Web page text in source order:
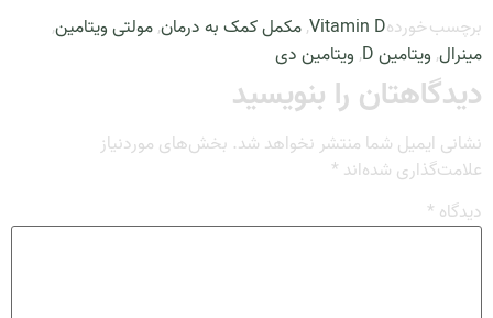
برچسب خوردهVitamin D
,مکمل کمک به درمان,مولتی ویتامین,
مینرال, ویتامین D , ویتامین دی
دیدگاهتان را بنویسید
نشانی ایمیل شما منتشر نخواهد شد. بخش‌های موردنیاز
علامت‌گذاری شده‌اند *
دیدگاه *